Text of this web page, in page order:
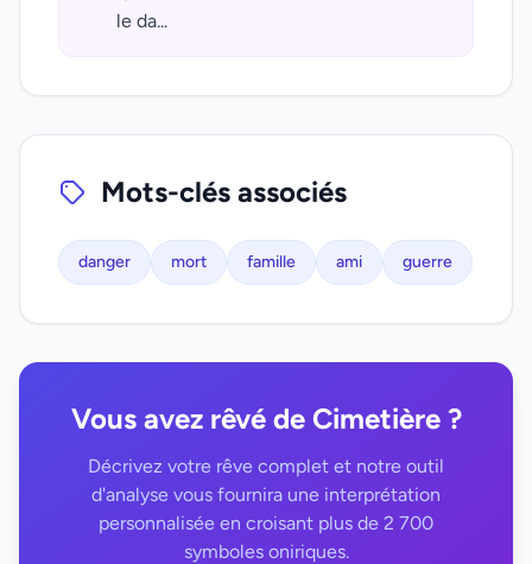
le da...
Mots-clés associés
danger mort famille ami guerre
Vous avez rêvé de Cimetière ?
Décrivez votre rêve complet et notre outil
d'analyse vous fournira une interprétation
personnalisée en croisant plus de 2 700
symboles oniriques.